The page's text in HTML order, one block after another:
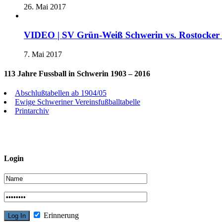
26. Mai 2017
VIDEO | SV Grün-Weiß Schwerin vs.
7. Mai 2017
113 Jahre Fussball in Schwerin 1903 – 2016
Abschlußtabellen ab 1904/05
Ewige Schweriner Vereinsfußballtabelle
Printarchiv
Login
Erinnerung